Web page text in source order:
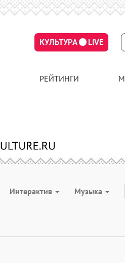
КУЛЬТУРА LIVE
РЕЙТИНГИ
Интерактив Музыка